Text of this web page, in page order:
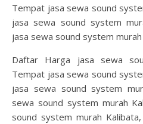
Tempat jasa sewa sound
jasa sewa sound system
jasa sewa sound system murah
Daftar Harga jasa sewa
Tempat jasa sewa sound
jasa sewa sound system
sewa sound system murah
sound system murah